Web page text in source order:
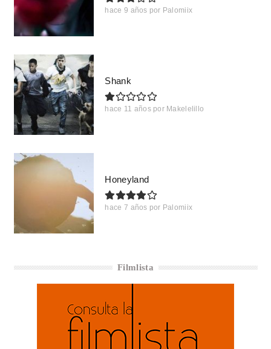
hace 9 años por Palomiix
Shank
hace 11 años por Makelelillo
Honeyland
hace 7 años por Palomiix
Filmlista